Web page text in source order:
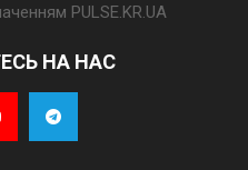
PULSE.KR.UA
НА НАС